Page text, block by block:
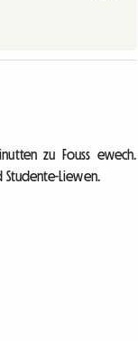
zu Fouss ewech.
Liewen.